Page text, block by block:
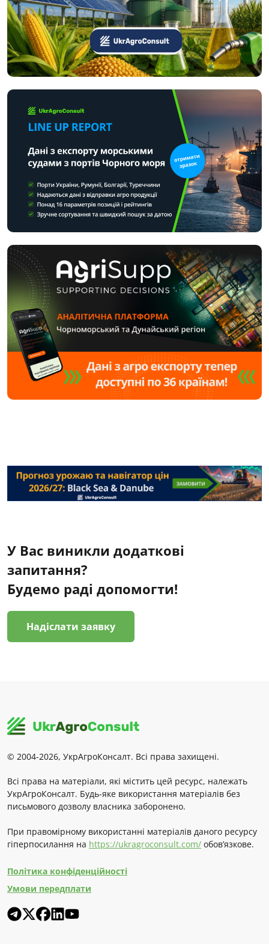
У Вас виникли додаткові
запитання?
Будемо раді допомогти!
Надіслати заявку
© 2004-2026, УкрАгроКонсалт. Всі права захищені.
Всі права на матеріали, які містить цей ресурс, належать
УкрАгроКонсалт. Будь-яке використання матеріалів без
письмового дозволу власника заборонено.
При правомірному використанні матеріалів даного ресурсу
гіперпосилання на https://ukragroconsult.com/ обов’язкове.
Політика конфіденційності
Умови передплати